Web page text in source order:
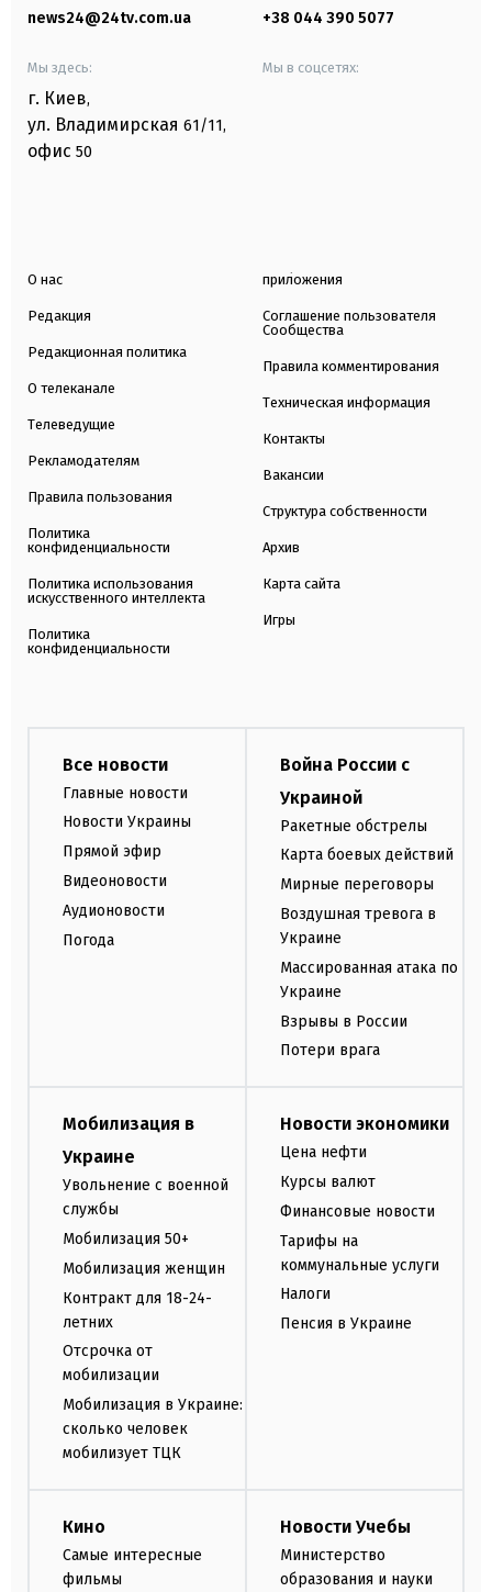
news24@24tv.com.ua +38 044 390 5077
Мы здесь:
г. Киев,
ул. Владимирская 61/11,
офис 50
Мы в соцсетях:
О нас
Редакция
Редакционная политика
О телеканале
Телеведущие
Рекламодателям
Правила пользования
Политика
конфиденциальности
Политика использования
искусственного интеллекта
Политика
конфиденциальности
приложения
Соглашение пользователя
Сообщества
Правила комментирования
Техническая информация
Контакты
Вакансии
Структура собственности
Архив
Карта сайта
Игры
Все новости
Главные новости
Новости Украины
Прямой эфир
Видеоновости
Аудионовости
Погода
Война России с
Украиной
Ракетные обстрелы
Карта боевых действий
Мирные переговоры
Воздушная тревога в
Украине
Массированная атака по
Украине
Взрывы в России
Потери врага
Мобилизация в
Украине
Увольнение с военной
службы
Мобилизация 50+
Мобилизация женщин
Контракт для 18-24-
летних
Отсрочка от
мобилизации
Мобилизация в Украине:
сколько человек
мобилизует ТЦК
Новости экономики
Цена нефти
Курсы валют
Финансовые новости
Тарифы на
коммунальные услуги
Налоги
Пенсия в Украине
Кино
Самые интересные
фильмы
Новости Учебы
Министерство
образования и науки